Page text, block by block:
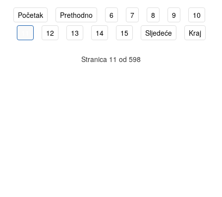
Početak Prethodno 6 7 8 9
10
12 13 14 15 Sljedeće Kraj
Stranica 11 od 598